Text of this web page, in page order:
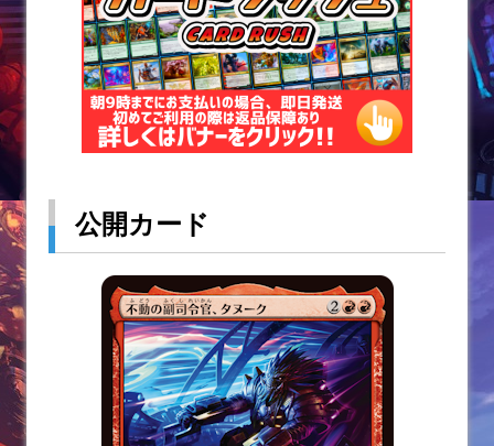
公開カード